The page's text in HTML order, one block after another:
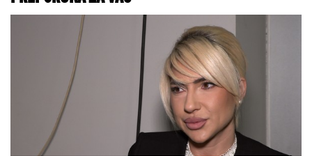
TEŠKA NESREĆA NA
MAGISTRALNOM PUTU!
Saobraćaj potpuno
obustavljen, IMA
POVREĐENIH: Policija
vrši uviđaj kod Stoca